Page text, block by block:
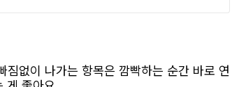
없이 나가는 항목은 깜빡하는 순간 바로 연